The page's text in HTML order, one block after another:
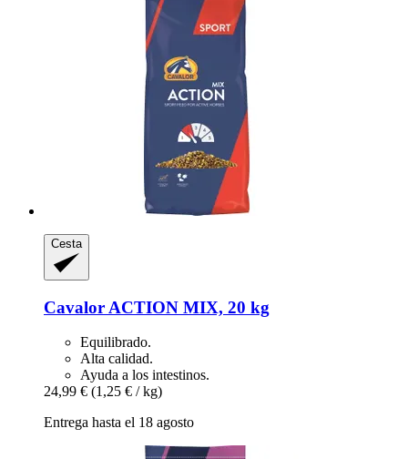
Cesta
Cavalor ACTION MIX, 20 kg
Equilibrado.
Alta calidad.
Ayuda a los intestinos.
24,99 € (1,25 € / kg)
Entrega hasta el 18 agosto